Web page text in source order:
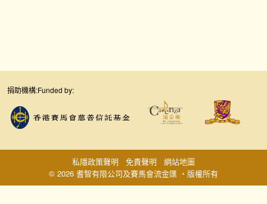
捐助機構:Funded by:
© 2026 耆智有限公司及賽馬會流金匯 ‧版權所有
私隱政策聲明 免責聲明 網站地圖